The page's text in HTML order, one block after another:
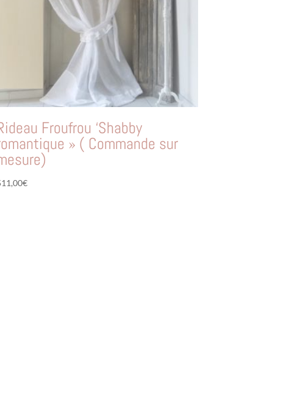
Froufrou ‘Shabby
» ( Commande sur
€